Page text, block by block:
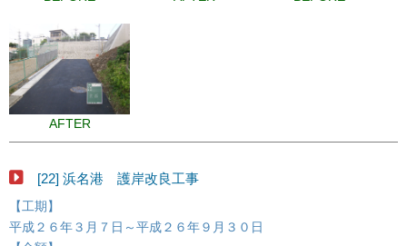
AFTER
[22] 浜名港 護岸改良工事
【工期】
平成２６年３月７日～平成２６年９月３０日